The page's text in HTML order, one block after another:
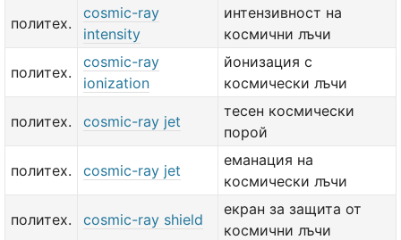
политех.
cosmic-ray
intensity
интензивност на
космични лъчи
политех.
cosmic-ray
ionization
йонизация с
космически лъчи
политех. cosmic-ray jet
тесен космически
порой
политех. cosmic-ray jet
еманация на
космически лъчи
политех. cosmic-ray shield
екран за защита от
космични лъчи